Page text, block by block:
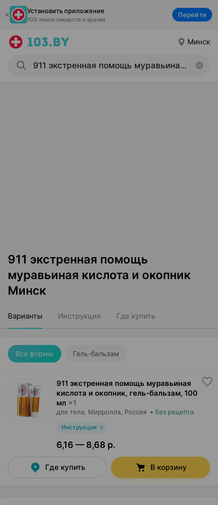
Установить приложение
103: поиск лекарств и врачей
Перейти
Минск
911 экстренная помощь
муравьиная кислота и окопник
Минск
Варианты Инструкция Где купить
Все формы Гель-бальзам
911 экстренная помощь муравьиная
кислота и окопник, гель-бальзам, 100
мл ×1
для тела, Мирролла , Россия • без рецепта
Инструкция
6,16 — 8,68 р.
Где купить В корзину